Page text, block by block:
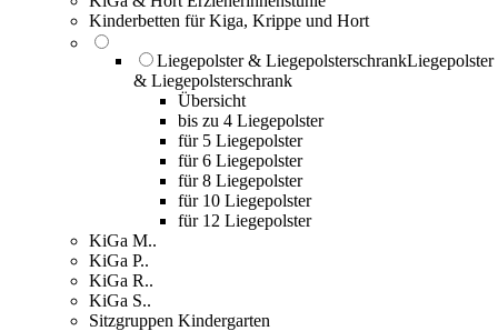
Kinderbetten für Kiga, Krippe und Hort
Liegepolster & LiegepolsterschrankLiegepolster
& Liegepolsterschrank
Übersicht
bis zu 4 Liegepolster
für 5 Liegepolster
für 6 Liegepolster
für 8 Liegepolster
für 10 Liegepolster
für 12 Liegepolster
KiGa M..
KiGa P..
KiGa R..
KiGa S..
Sitzgruppen Kindergarten